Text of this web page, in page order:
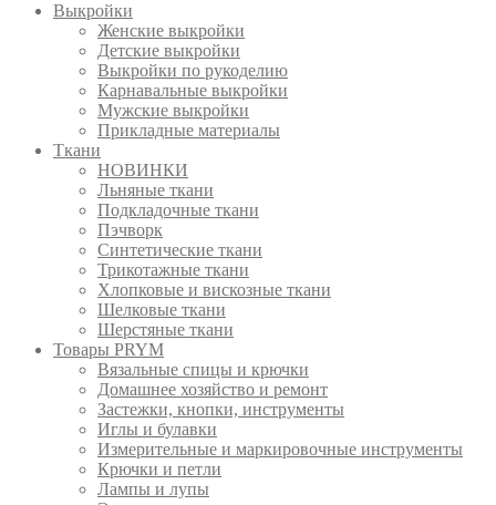
Выкройки
Женские выкройки
Детские выкройки
Выкройки по рукоделию
Карнавальные выкройки
Мужские выкройки
Прикладные материалы
Ткани
НОВИНКИ
Льняные ткани
Подкладочные ткани
Пэчворк
Синтетические ткани
Трикотажные ткани
Хлопковые и вискозные ткани
Шелковые ткани
Шерстяные ткани
Товары PRYM
Вязальные спицы и крючки
Домашнее хозяйство и ремонт
Застежки, кнопки, инструменты
Иглы и булавки
Измерительные и маркировочные инструменты
Крючки и петли
Лампы и лупы